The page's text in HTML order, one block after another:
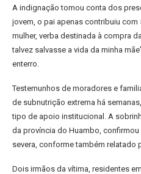
A indignação tomou conta dos
jovem, o pai apenas contribuiu
mulher, verba destinada à compra
talvez salvasse a vida da minha
enterro.
Testemunhos de moradores e
de subnutrição extrema há
tipo de apoio institucional. A
da província do Huambo,
severa, conforme também relatado
Dois irmãos da vítima, residentes